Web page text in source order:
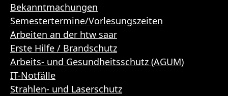
Bekanntmachungen
Semestertermine/Vorlesungszeiten
Arbeiten an der htw saar
Erste Hilfe / Brandschutz
Arbeits- und Gesundheitsschutz (AGUM)
IT-Notfälle
Strahlen- und Laserschutz